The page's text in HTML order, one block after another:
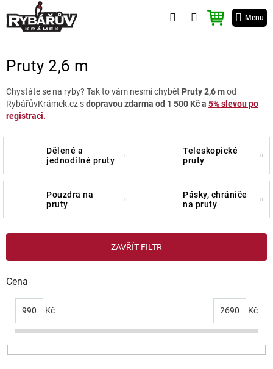
na
obsah
Menu
NÁKUPNÍ
KOŠÍK
Pruty 2,6 m
Chystáte se na ryby? Tak to vám nesmí chybět Pruty 2,6 mod
RybářůvKrámek.cz sdopravou zdarma od 1 500 Kč a 5% slevou po
registraci.
dělené a
jednodílné pruty
teleskopické
pruty
pouzdra na
pruty
pásky, chrániče
na pruty
ZAVŘÍT FILTR
Cena
990 Kč 2690 Kč
V
p
i
d
u